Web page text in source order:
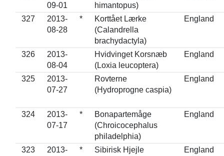
09-01
himantopus)
327
2013-
08-28
*
Korttået Lærke
(Calandrella
brachydactyla)
England
326
2013-
08-04
Hvidvinget Korsnæb
(Loxia leucoptera)
England
325
2013-
07-27
Rovterne
(Hydroprogne caspia)
England
324
2013-
07-17
*
Bonapartemåge
(Chroicocephalus
philadelphia)
England
323
2013-
*
Sibirisk Hjejle
England